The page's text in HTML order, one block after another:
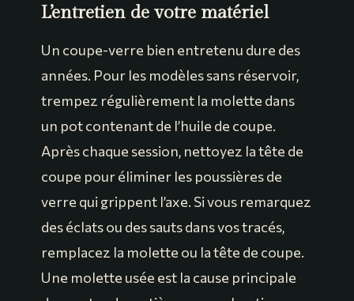
L’entretien de votre matériel
Un coupe-verre bien entretenu dure des
années. Pour les modèles sans réservoir,
trempez régulièrement la molette dans
un pot contenant de l’huile de coupe.
Après chaque session, nettoyez la tête de
coupe pour éliminer les poussières de
verre qui grippent l’axe. Si vous remarquez
des éclats ou des sauts dans vos tracés,
remplacez la molette ou la tête de coupe.
Une molette usée est la cause principale